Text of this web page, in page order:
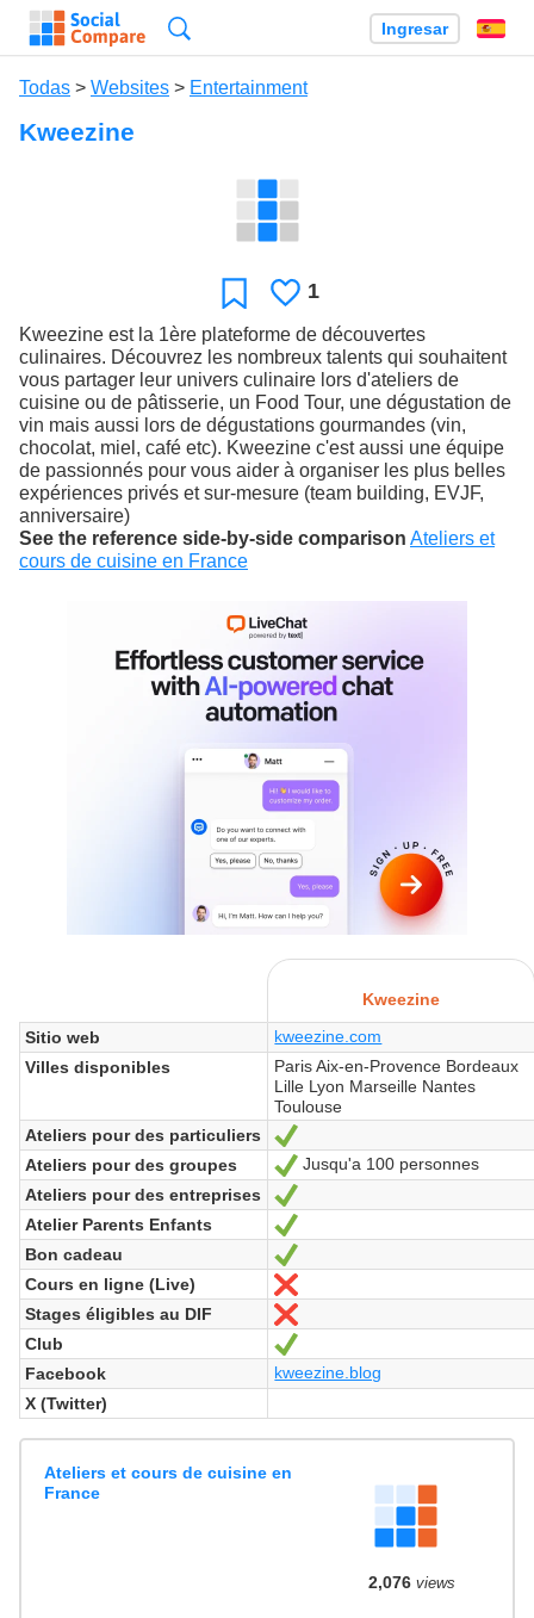
Ingresar
Todas > Websites > Entertainment
Kweezine
Favoritos
Le
gusta
1
Kweezine est la 1ère plateforme de découvertes
culinaires. Découvrez les nombreux talents qui souhaitent
vous partager leur univers culinaire lors d'ateliers de
cuisine ou de pâtisserie, un Food Tour, une dégustation de
vin mais aussi lors de dégustations gourmandes (vin,
chocolat, miel, café etc). Kweezine c'est aussi une équipe
de passionnés pour vous aider à organiser les plus belles
expériences privés et sur-mesure (team building, EVJF,
anniversaire)
See the reference side-by-side comparison Ateliers et
cours de cuisine en France
Kweezine
Sitio web
kweezine.com
Villes disponibles
Paris Aix-en-Provence Bordeaux
Lille Lyon Marseille Nantes
Toulouse
Ateliers pour des particuliers
Sí
Ateliers pour des groupes
Sí
Jusqu'a 100 personnes
Ateliers pour des entreprises
Sí
Atelier Parents Enfants
Sí
Bon cadeau
Sí
Cours en ligne (Live)
No
Stages éligibles au DIF
No
Club
Sí
Facebook
kweezine.blog
X (Twitter)
Ateliers et cours de cuisine en
France
2,076views